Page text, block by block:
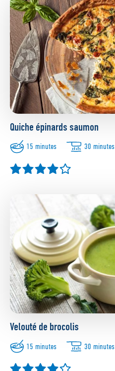
Quiche épinards saumon
15 minutes 30 minutes
Velouté de brocolis
15 minutes 30 minutes